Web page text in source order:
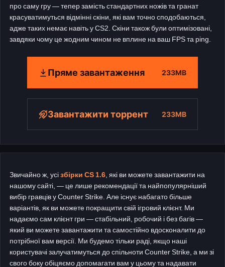
про саму гру — тепер замість стандартних ножів та гранат
красуватимуться відмінні скіни, які вам точно сподобаються,
адже таких немає навіть у CS2. Скіни також були оптимізовані,
завдяки чому це жодним чином не вплине на ваш FPS та ping.
Пряме завантаження 233MB
Завантажити торрент 233MB
Звичайно ж, усізбірки CS 1.6 , які ви можете завантажити на
нашому сайті, — це лише рекомендації та найпопулярніший
вибір гравців у Counter Strike. Але існує набагато більше
варіантів, як ви можете покращити свій ігровий клієнт. Ми
надаємо сам клієнт гри — стабільний, робочий і без багів —
який ви можете завантажити та самостійно вдосконалити до
потрібної вам версії. Ми будемо тільки раді, якщо наші
користувачі залучатимуться до спільноти Counter Strike, а ми зі
свого боку обіцяємо допомагати вам у цьому та надавати